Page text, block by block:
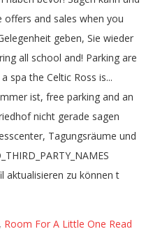
, Room For A Little One Read